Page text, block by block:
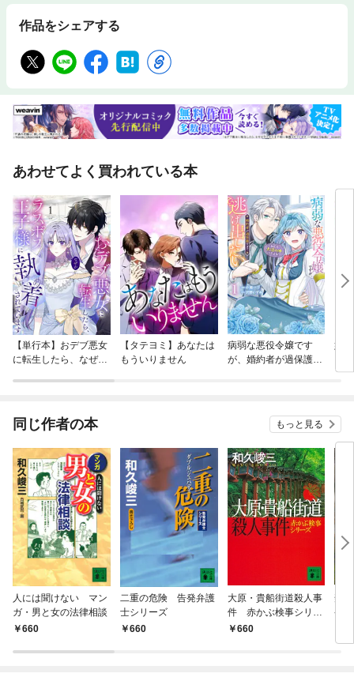
作品をシェアする
あわせてよく買われている本
【単行本】おデブ悪女
に転生したら、なぜか
【タテヨミ】あなたは
もういりません
病弱な悪役令嬢です
が、婚約者が過保護す
妹
同じ作者の本 もっと見る
人には聞けない マン
ガ・男と女の法律相談
660
二重の危険 告発弁護
士シリーズ
660
大原・貴船街道殺人事
件 赤かぶ検事シリー
ズ660
禁
発